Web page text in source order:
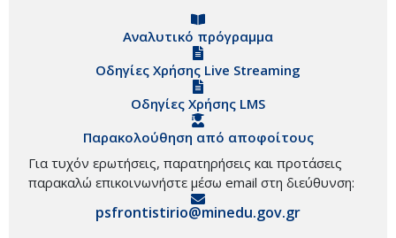
Αναλυτικό πρόγραμμα
Οδηγίες Χρήσης Live Streaming
Οδηγίες Χρήσης LMS
Παρακολούθηση από αποφοίτους
Για τυχόν ερωτήσεις, παρατηρήσεις και προτάσεις
παρακαλώ επικοινωνήστε μέσω email στη διεύθυνση:
psfrontistirio@minedu.gov.gr